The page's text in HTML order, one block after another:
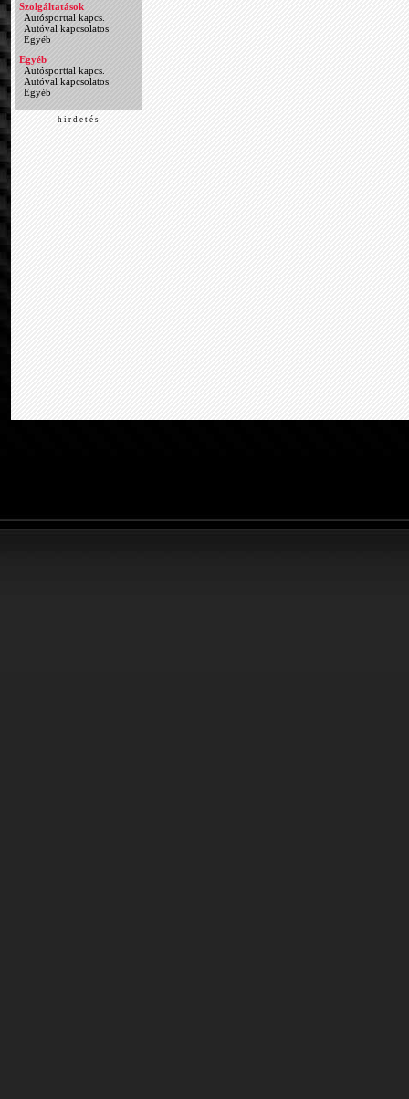
Szolgáltatások
Autósporttal kapcs.
Autóval kapcsolatos
Egyéb
Egyéb
Autósporttal kapcs.
Autóval kapcsolatos
Egyéb
h i r d e t é s